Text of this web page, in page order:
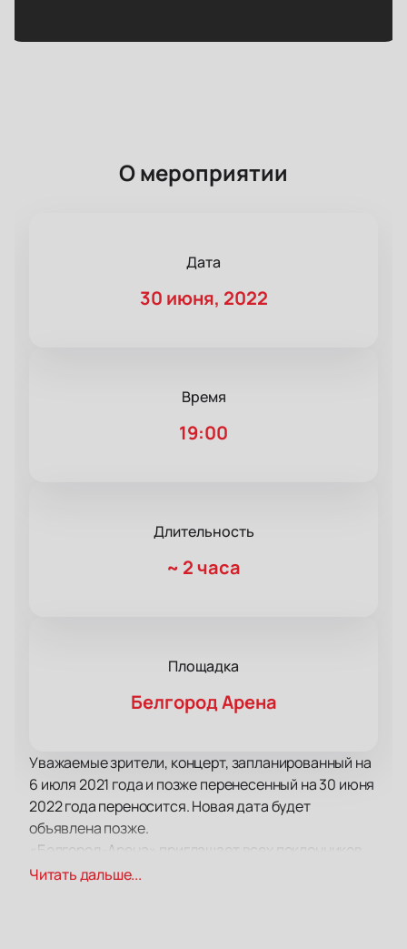
О мероприятии
Дата
30 июня, 2022
Время
19:00
Длительность
~ 2 часа
Площадка
Белгород Арена
Уважаемые зрители, концерт, запланированный на
6 июля 2021 года и позже перенесенный на 30 июня
2022 года переносится. Новая дата будет
объявлена позже.
«Белгород-Арена» приглашает всех поклонников
творчества Василия Вакуленко (Баста) на
Читать дальше...